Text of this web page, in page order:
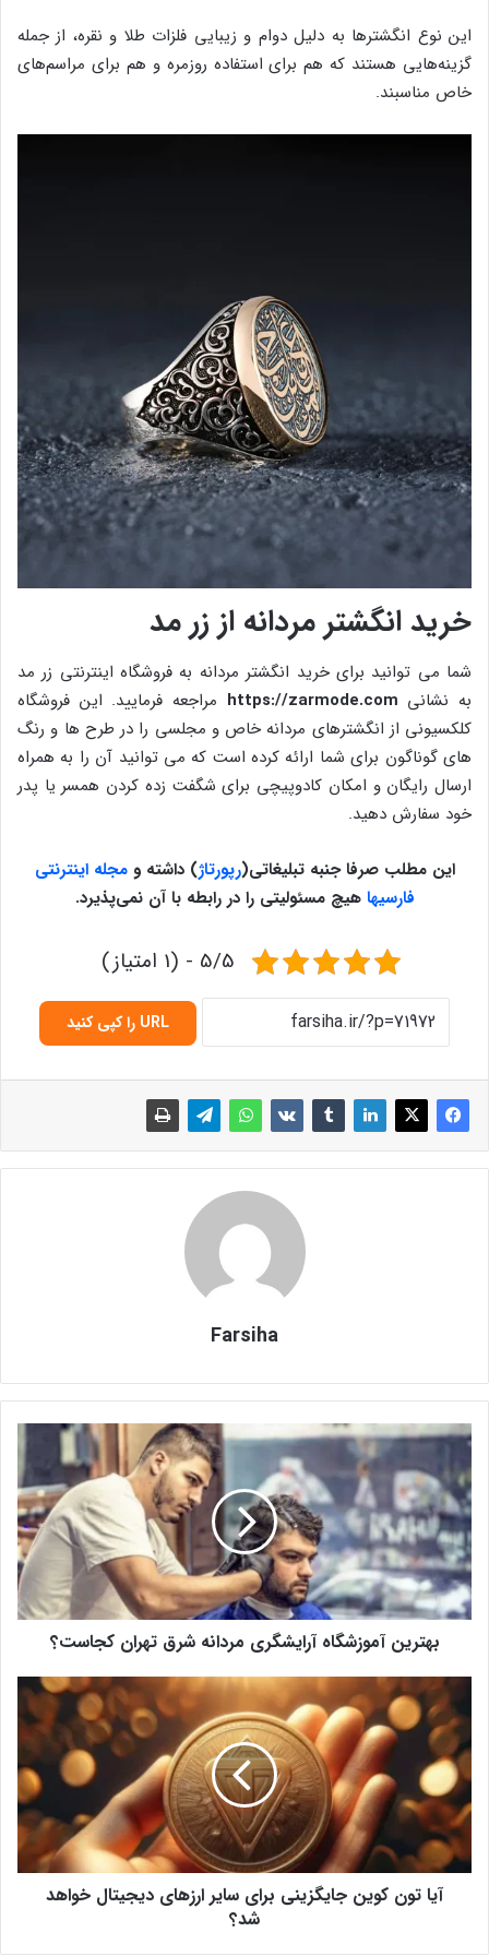
این نوع انگشترها به دلیل دوام و زیبایی فلزات طلا و نقره، از جمله
گزینه‌هایی هستند که هم برای استفاده روزمره و هم برای مراسم‌های
خاص مناسبند.
خرید انگشتر مردانه از زر مد
شما می توانید برای خرید انگشتر مردانه به فروشگاه اینترنتی زر مد
به نشانی https://zarmode.com مراجعه فرمایید. این فروشگاه
کلکسیونی از انگشترهای مردانه خاص و مجلسی را در طرح ها و رنگ
های گوناگون برای شما ارائه کرده است که می توانید آن را به همراه
ارسال رایگان و امکان کادوپیچی برای شگفت زده کردن همسر یا پدر
خود سفارش دهید.
این مطلب صرفا جنبه تبلیغاتی(رپورتاژ)داشته و مجله اینترنتی
فارسیها هیچ مسئولیتی را در رابطه با آن نمی‌پذیرد.
5/5 - (1 امتیاز)
URL را کپی کنید
Farsiha
ب
ت
ر
ی
ن
آ
م
و
آ
ر
ا
ی
ش
گ
بهترین آموزشگاه آرایشگری مردانه شرق تهران کجاست؟
ت
و
ن
ک
ی
آیا تون کوین جایگزینی برای سایر ارزهای دیجیتال خواهد
شد؟